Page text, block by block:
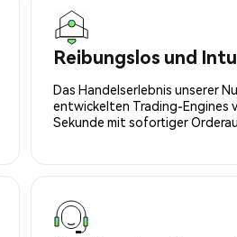
Reibungslos und
Das Handelserlebnis unserer
entwickelten Trading-Engines
Sekunde mit sofortiger